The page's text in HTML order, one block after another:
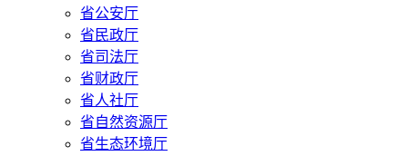
省公安厅
省民政厅
省司法厅
省财政厅
省人社厅
省自然资源厅
省生态环境厅